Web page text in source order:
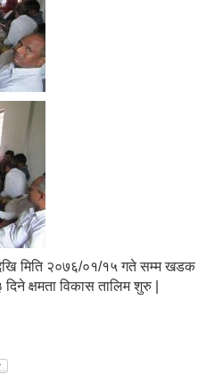
मिति २०७६/०१/१५ गते सम्म खडक
क्षमता विकास तालिम शुरु |